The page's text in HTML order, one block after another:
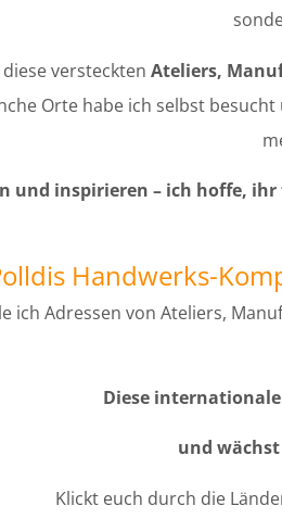
versteckten Ateliers,
Orte habe ich selbst
und inspirieren – ich hoffe,
Handwerks-
ich Adressen von Ateliers,
Diese
und
Klickt euch durch die